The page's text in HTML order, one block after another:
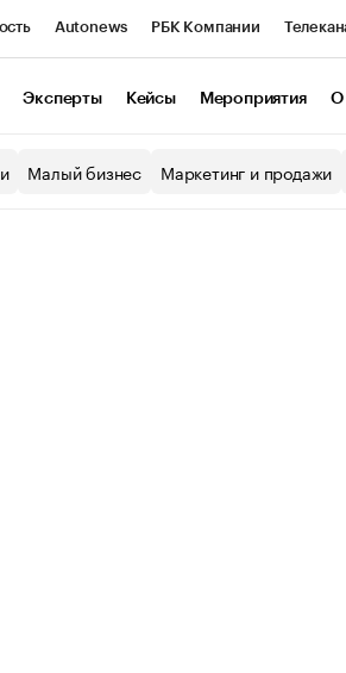
Autonews РБК Компании
Экономика Бизнес
Эксперты Кейсы Мероприятия О
Малый бизнес Маркетинг и продажи